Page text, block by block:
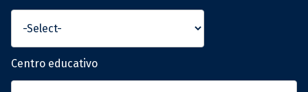
Centro educativo